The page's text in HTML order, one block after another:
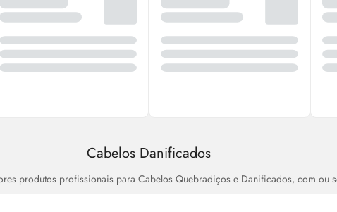
Cabelos Danificados
produtos profissionais para Cabelos Quebradiços e Danificados, com ou